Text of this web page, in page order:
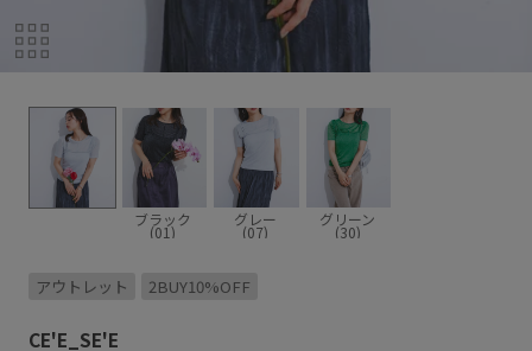
ブラック
(01)
グレー
(07)
グリーン
(30)
アウトレット 2BUY10%OFF
CE'E_SE'E